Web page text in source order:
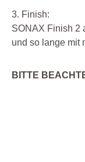
3. Finish:
SONAX Finish 2
und so lange mit
BITTE